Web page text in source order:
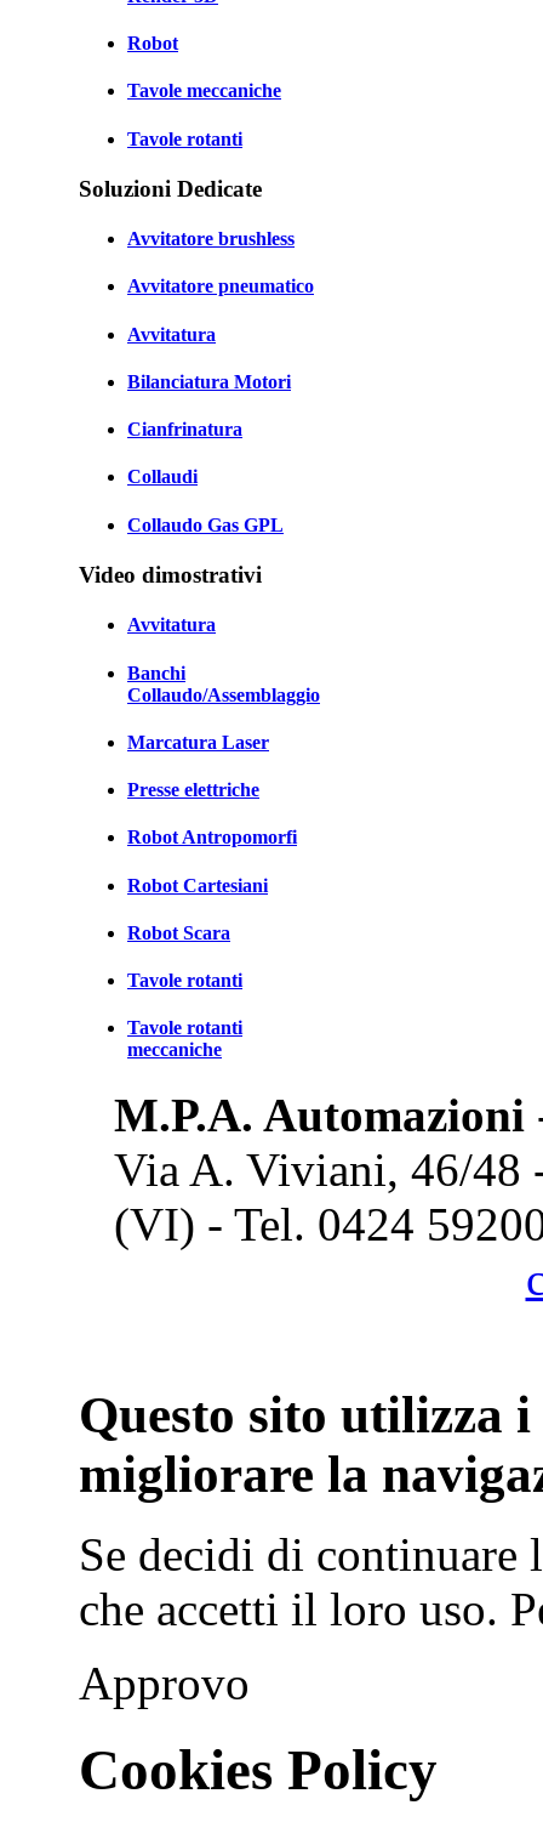
Robot
Tavole meccaniche
Tavole rotanti
Soluzioni Dedicate
Avvitatore brushless
Avvitatore pneumatico
Avvitatura
Bilanciatura Motori
Cianfrinatura
Collaudi
Collaudo Gas GPL
Video dimostrativi
Avvitatura
Banchi
Collaudo/Assemblaggio
Marcatura Laser
Presse elettriche
Robot Antropomorfi
Robot Cartesiani
Robot Scara
Tavole rotanti
Tavole rotanti
meccaniche
M.P.A. Automazioni
Via A. Viviani, 46/48
(VI) - Tel. 0424
Questo sito utilizza
migliorare la
Se decidi di continuare
che accetti il loro uso.
Approvo
Cookies Policy